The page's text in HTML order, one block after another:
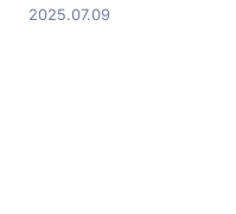
2025.07.09